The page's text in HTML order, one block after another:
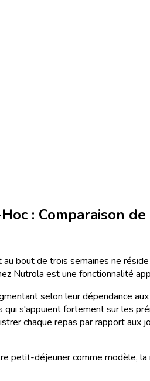
: Comparaison
bout de trois semaines ne
Nutrola est une fonctionnalité
selon leur dépendance
s'appuient fortement sur les
chaque repas par rapport aux
petit-déjeuner comme modèle,